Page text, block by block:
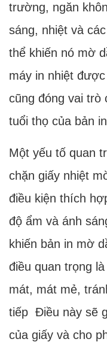
trường, ngăn
sáng, nhiệt và
thể khiến nó mờ
máy in nhiệt
cũng đóng vai trò
tuổi thọ của bản
Một yếu tố quan
chặn giấy nhiệt
điều kiện thích
độ ẩm và ánh
khiến bản in mờ
điều quan trọng
mát, mát mẻ,
tiếp Điều này sẽ
của giấy và cho